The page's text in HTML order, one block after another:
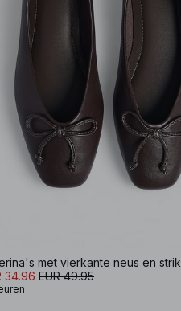
met vierkante neus en strik
34.96 EUR 49.95